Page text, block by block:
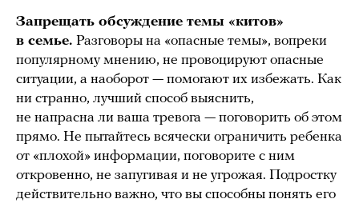
Запрещать обсуждение темы «китов»
в семье. Разговоры на «опасные темы», вопреки
популярному мнению, не провоцируют опасные
ситуации, а наоборот — помогают их избежать. Как
ни странно, лучший способ выяснить,
не напрасна ли ваша тревога — поговорить об этом
прямо. Не пытайтесь всячески ограничить ребенка
от «плохой» информации, поговорите с ним
откровенно, не запугивая и не угрожая. Подростку
действительно важно, что вы способны понять его